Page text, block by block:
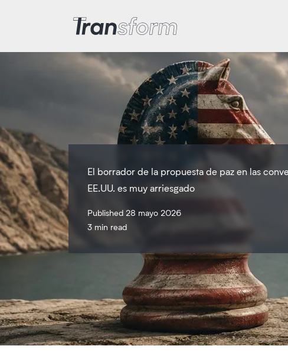
Transform Iran
El borrador de la propuesta de paz en las
EE.UU. es muy arriesgado
Published 28 mayo 2026
3 min read